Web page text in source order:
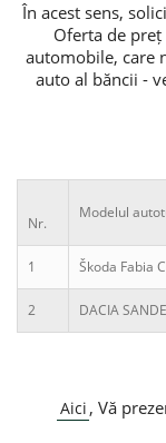
În acest sens,
Oferta de
automobile, care
auto al băncii -
Nr.
Modelul
1 Škoda Fabia
2 DACIA
Aici , Vă